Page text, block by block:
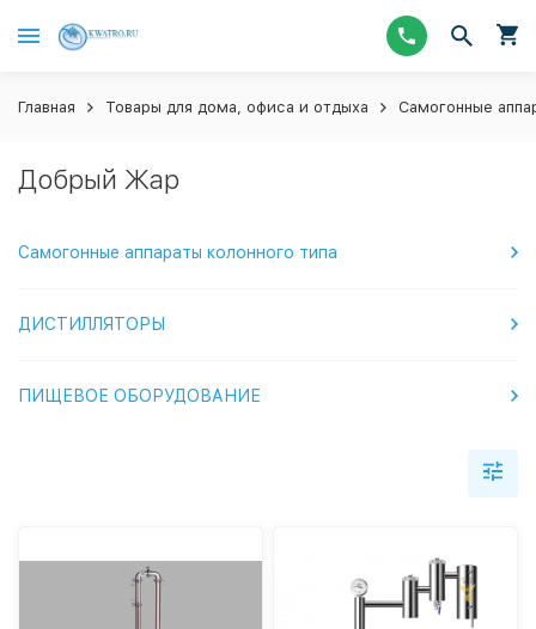
Главная Товары для дома, офиса и отдыха Самогонные
Добрый Жар
Самогонные аппараты колонного типа
ДИСТИЛЛЯТОРЫ
ПИЩЕВОЕ ОБОРУДОВАНИЕ